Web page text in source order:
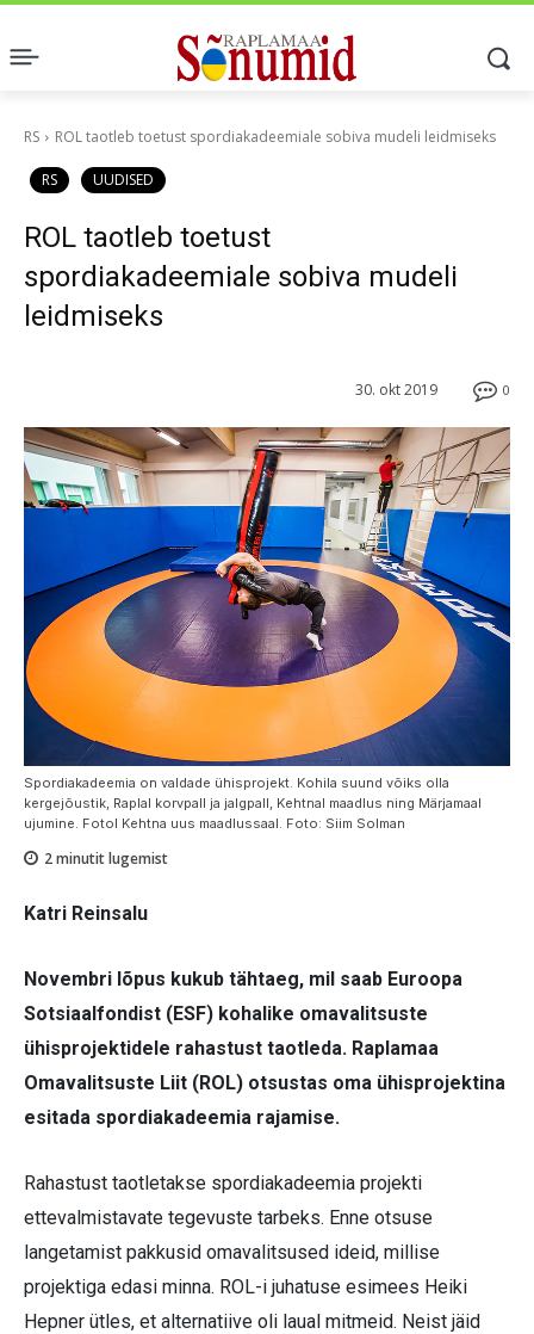
RS ROL taotleb toetust spordiakadeemiale sobiva mudeli leidmiseks
RS UUDISED
ROL taotleb toetust
spordiakadeemiale sobiva mudeli
leidmiseks
0
30. okt 2019
Spordiakadeemia on valdade ühisprojekt. Kohila suund võiks olla
kergejõustik, Raplal korvpall ja jalgpall, Kehtnal maadlus ning Märjamaal
ujumine. Fotol Kehtna uus maadlussaal. Foto: Siim Solman
2minutit lugemist
Katri Reinsalu
Novembri lõpus kukub tähtaeg, mil saab Euroopa
Sotsiaalfondist (ESF) kohalike omavalitsuste
ühisprojektidele rahastust taotleda. Raplamaa
Omavalitsuste Liit (ROL) otsustas oma ühisprojektina
esitada spordiakadeemia rajamise.
Rahastust taotletakse spordiakadeemia projekti
ettevalmistavate tegevuste tarbeks. Enne otsuse
langetamist pakkusid omavalitsused ideid, millise
projektiga edasi minna. ROL-i juhatuse esimees Heiki
Hepner ütles, et alternatiive oli laual mitmeid. Neist jäid